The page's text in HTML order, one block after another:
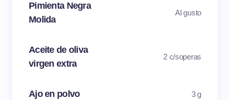
Pimienta Negra
Molida
Al gusto
Aceite de oliva
virgen extra
2 c/soperas
Ajo en polvo 3 g